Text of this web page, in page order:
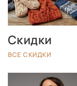
Скидки
ВСЕ СКИДКИ